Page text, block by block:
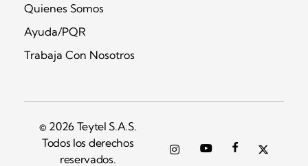
Quienes Somos
Ayuda/PQR
Trabaja Con Nosotros
© 2026 Teytel S.A.S.
Todos los derechos
reservados.